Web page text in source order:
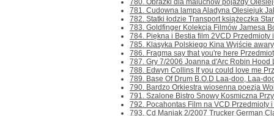
780. Obrazki dla maluchów pojazdy
781. Cudowna lampa Aladyna Olesiejuk
782. Statki łodzie Transport książeczka
783. Goldfinger Kolekcja Filmów Jamesa
784. Piękna i Bestia film 2VCD Przedmioty
785. Klasyka Polskiego Kina Wyjście
786. Fragma say that you're here
787. Gry 7/2006 Joanna d'Arc Robin Hood
788. Edwyn Collins If you could love me
789. Base Of Drum B.O.D Laa-doo, Laa-
790. Bardzo Orkiestra wiosenna poezja
791. Szalone Bistro Snowy Kosmiczna
792. Pocahontas Film na VCD Przedmioty
793. Cd Maniak 2/2007 Trucker German